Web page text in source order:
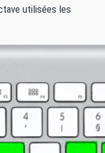
utilisées les